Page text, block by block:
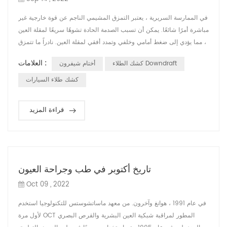
في الممارسة السريرية ، يعتبر التمزق المشيمي الناجم عن قوة خارجية غير
مباشرة أمرًا شائعًا. يمكن أن تسبب الصدمة الحادة تشوهًا سريعًا لمقلة العين
، مما يؤدي إلى ضغط أمامي وخلفي وتمدد أفقي لمقلة العين. نادراً ما تتمزق
الخالي من الرصاص وغشاء بروس والشعيرات الدموية المشيمية يسهل
العلامات : أختام شيفرون
كشك الطلاء Downdraft
كشك طلاء السيارات
قراءة المزيد
تاريخ أكتوبر في طب وجراحة العيون
Oct 09 , 2022
في عام 1991 ، هوانغ وآخرون. من معهد ماساتشوستس للتكنولوجيا استخدم
لأول مرة OCT المطور لمراقبة شبكية العين البشرية والقرص البصري